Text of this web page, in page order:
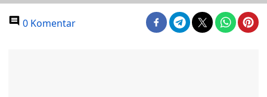
0 Komentar